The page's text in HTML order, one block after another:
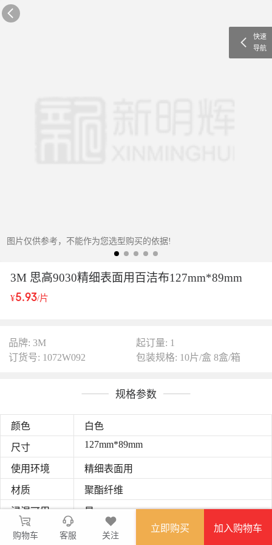
图片仅供参考，不能作为您选型购买的依据!
3M 思高9030精细表面用百洁布127mm*89mm
¥5.93/片
品牌: 3M
起订量: 1
订货号: 1072W092
包装规格: 10片/盒 8盒/箱
规格参数
颜色 白色
尺寸 127mm*89mm
使用环境 精细表面用
材质 聚酯纤维
浸湿可用 是
材质 聚酯纤维
购物车 客服 关注
立即购买 加入购物车
快速
导航